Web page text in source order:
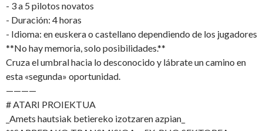
- 3 a 5 pilotos novatos
- Duración: 4 horas
- Idioma: en euskera o castellano dependiendo de los jugadores
**No hay memoria, solo posibilidades.**
Cruza el umbral hacia lo desconocido y lábrate un camino en
esta «segunda» oportunidad.
————
# ATARI PROIEKTUA
_Amets hautsiak betiereko izotzaren azpian_